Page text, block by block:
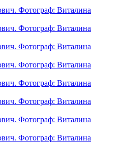
Фотограф: Виталина
Фотограф: Виталина
Фотограф: Виталина
Фотограф: Виталина
Фотограф: Виталина
Фотограф: Виталина
Фотограф: Виталина
Фотограф: Виталина